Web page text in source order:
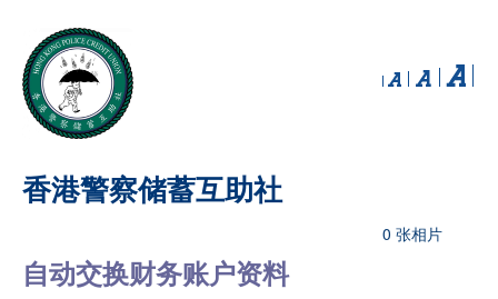
香港警察储蓄互助社
0 张相片
自动交换财务账户资料